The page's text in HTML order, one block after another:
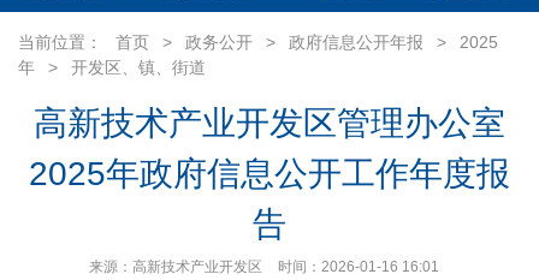
当前位置： 首页 > 政务公开 > 政府信息公开年报 >
2025
年
> 开发区、镇、街道
高新技术产业开发区管理办公室
2025年政府信息公开工作年度报
告
来源：高新技术产业开发区 时间：2026-01-16 16:01